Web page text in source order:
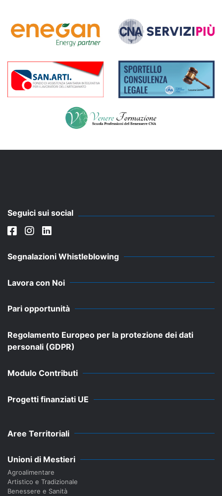
Seguici sui social
Segnalazioni Whistleblowing
Lavora con Noi
Pari opportunità
Regolamento Europeo per la protezione dei dati
personali (GDPR)
Modulo Contributi
Progetti finanziati UE
Aree Territoriali
Unioni di Mestieri
Agroalimentare
Artistico e Tradizionale
Benessere e Sanità